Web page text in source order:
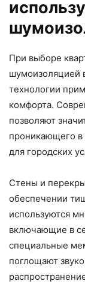
При выборе
шумоизоляцией
технологии
комфорта.
позволяют
проникающего в
для городских
Стены и
обеспечении
используются
включающие в
специальные
поглощают